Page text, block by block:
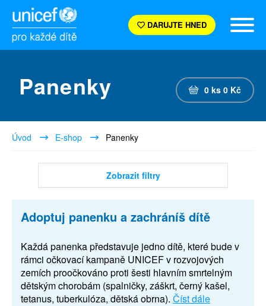
DARUJTE HNED
Panenky 0 ks 0 Kč
Úvod E-shop Panenky
Zobrazit filtry
Adoptuj panenku a zachráníš dítě
Každá panenka představuje jedno dítě, které bude v
rámci očkovací kampaně UNICEF v rozvojových
zemích proočkováno proti šesti hlavním smrtelným
dětským chorobám (spalničky, záškrt, černý kašel,
tetanus, tuberkulóza, dětská obrna). Číst dále